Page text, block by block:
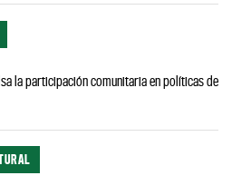
la participación comunitaria en políticas de